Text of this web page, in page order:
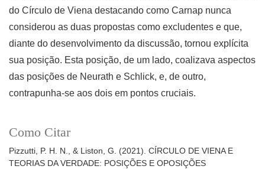
Como Citar
Pizzutti, P. H. N., & Liston, G. (2021). CÍRCULO DE VIENA E
TEORIAS DA VERDADE: POSIÇÕES E OPOSIÇÕES
do Círculo de Viena destacando como Carnap nunca
considerou as duas propostas como excludentes e que,
diante do desenvolvimento da discussão, tornou explícita
sua posição. Esta posição, de um lado, coalizava aspectos
das posições de Neurath e Schlick, e, de outro,
contrapunha-se aos dois em pontos cruciais.